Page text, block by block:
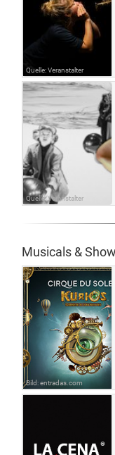
Quelle: Veranstalter
Quelle: Veranstalter
Musicals &
Bild: entradas.com